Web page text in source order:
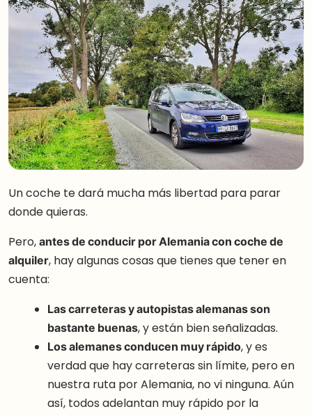
Un coche te dará mucha más libertad para parar
donde quieras.
Pero,antes de conducir por Alemania con coche de
alquiler, hay algunas cosas que tienes que tener en
cuenta:
Las carreteras y autopistas alemanas son
bastante buenas, y están bien señalizadas.
Los alemanes conducen muy rápido, y es
verdad que hay carreteras sin límite, pero en
nuestra ruta por Alemania, no vi ninguna. Aún
así, todos adelantan muy rápido por la